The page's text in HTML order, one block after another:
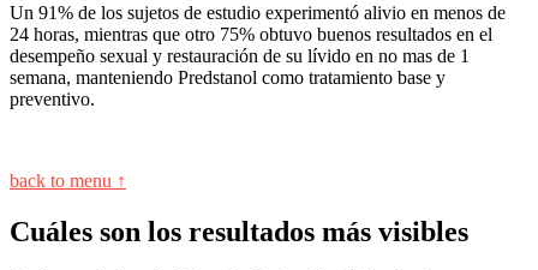
Un 91% de los sujetos de estudio experimentó alivio en menos de
24 horas, mientras que otro 75% obtuvo buenos resultados en el
desempeño sexual y restauración de su lívido en no mas de 1
semana, manteniendo Predstanol como tratamiento base y
preventivo.
back to menu ↑
Cuáles son los resultados más visibles